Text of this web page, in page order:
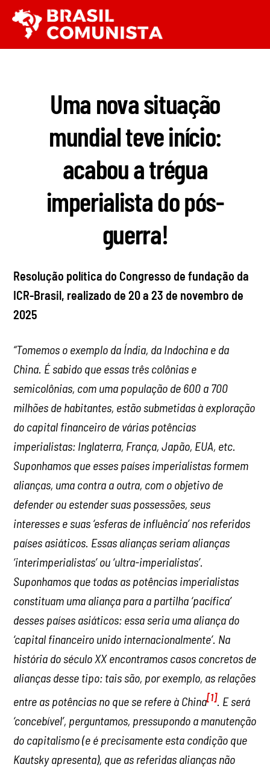
para
o
Uma nova situação
mundial teve início:
acabou a trégua
imperialista do pós-
guerra!
Resolução política do Congresso de fundação da
ICR-Brasil, realizado de 20 a 23 de novembro de
2025
“Tomemos o exemplo da Índia, da Indochina e da
China. É sabido que essas três colônias e
semicolônias, com uma população de 600 a 700
milhões de habitantes, estão submetidas à exploração
do capital financeiro de várias potências
imperialistas: Inglaterra, França, Japão, EUA, etc.
Suponhamos que esses países imperialistas formem
alianças, uma contra a outra, com o objetivo de
defender ou estender suas possessões, seus
interesses e suas ‘esferas de influência’ nos referidos
países asiáticos. Essas alianças seriam alianças
‘interimperialistas’ ou ‘ultra-imperialistas’.
Suponhamos que todas as potências imperialistas
constituam uma aliança para a partilha ‘pacífica’
desses países asiáticos: essa seria uma aliança do
‘capital financeiro unido internacionalmente’. Na
história do século XX encontramos casos concretos de
alianças desse tipo: tais são, por exemplo, as relações
entre as potências no que se refere à China[1] . E será
‘concebível’, perguntamos, pressupondo a manutenção
do capitalismo (e é precisamente esta condição que
Kautsky apresenta), que as referidas alianças não